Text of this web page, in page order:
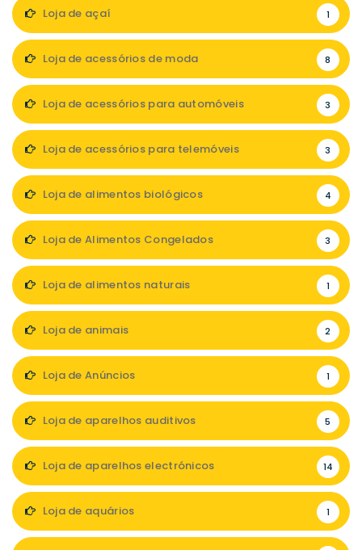
Loja de açaí 1
Loja de acessórios de moda 8
Loja de acessórios para automóveis 3
Loja de acessórios para telemóveis 3
Loja de alimentos biológicos 4
Loja de Alimentos Congelados 3
Loja de alimentos naturais 1
Loja de animais 2
Loja de Anúncios 1
Loja de aparelhos auditivos 5
Loja de aparelhos electrónicos 14
Loja de aquários 1